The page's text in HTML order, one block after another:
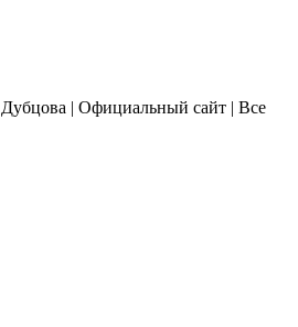
| Официальный сайт | Все